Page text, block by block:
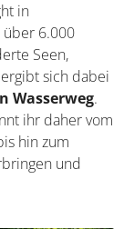
Highlight
über 6.000
Seen,
sich
beliebig